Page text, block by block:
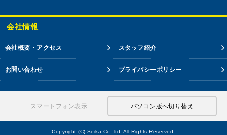
会社情報
会社概要・アクセス スタッフ紹介
お問い合わせ プライバシーポリシー
スマートフォン表示 パソコン版へ切り替え
Copyright (C) Seika Co,.ltd. All Rights Reserved.